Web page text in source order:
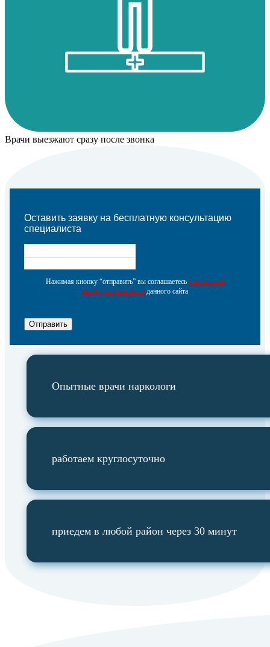
Врачи выезжают сразу после звонка
Оставить заявку на бесплатную консультацию
специалиста
Нажимая кнопку “отправить” вы соглашаетесь с политикой
конфеденциальностиданного сайта
Отправить
Опытные врачи наркологи
работаем круглосуточно
приедем в любой район через 30 минут